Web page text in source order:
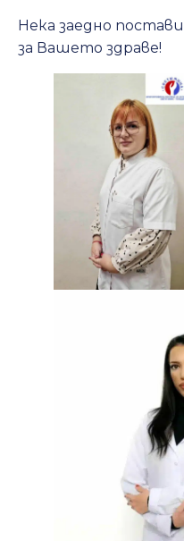
Нека заедно
за Вашето здраве!